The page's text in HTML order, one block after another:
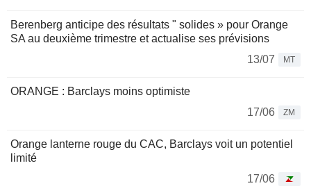
Berenberg anticipe des résultats " solides » pour Orange
SA au deuxième trimestre et actualise ses prévisions
13/07
MT
ORANGE : Barclays moins optimiste
17/06
ZM
Orange lanterne rouge du CAC, Barclays voit un potentiel
limité
17/06